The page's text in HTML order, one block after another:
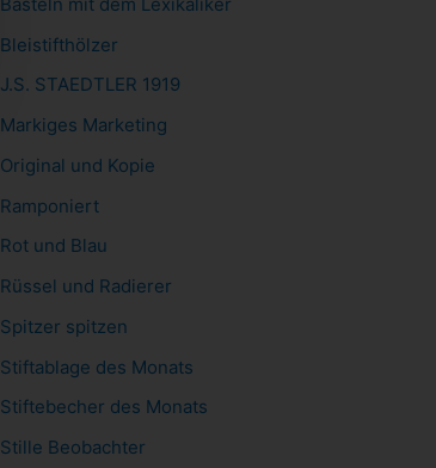
Bleistifthölzer
J.S. STAEDTLER 1919
Markiges Marketing
Original und Kopie
Ramponiert
Rot und Blau
Rüssel und Radierer
Spitzer spitzen
Stiftablage des Monats
Stiftebecher des Monats
Stille Beobachter